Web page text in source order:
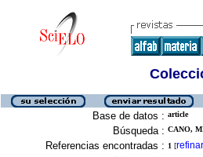
Base de datos : article
Búsqueda : CANO,
Referencias encontradas : 1 [refinar